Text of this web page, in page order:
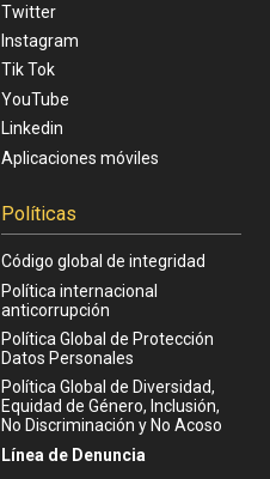
Twitter
Instagram
Tik Tok
YouTube
Linkedin
Aplicaciones móviles
Políticas
Código global de integridad
Política internacional
anticorrupción
Política Global de Protección
Datos Personales
Política Global de Diversidad,
Equidad de Género, Inclusión,
No Discriminación y No Acoso
Línea de Denuncia